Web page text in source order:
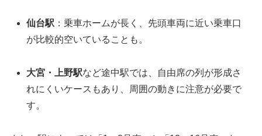
仙台駅 ：乗車ホームが長く、先頭車両に近い乗車口
が比較的空いていることも。
大宮・上野駅など途中駅では、自由席の列が形成さ
れにくいケースもあり、周囲の動きに注意が必要で
す。